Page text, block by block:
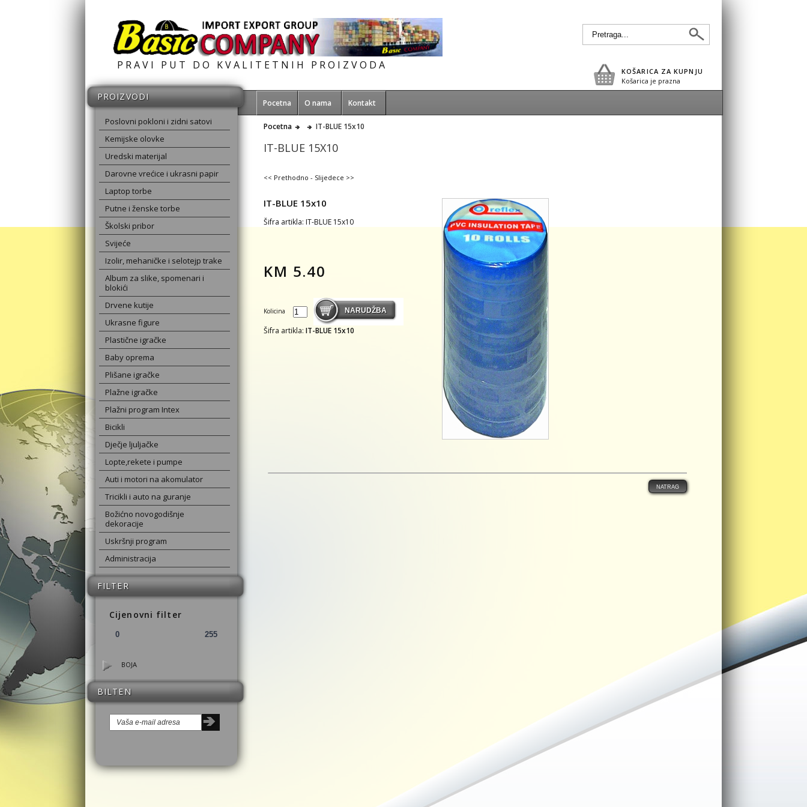
PRAVI PUT DO KVALITETNIH PROIZVODA
KOŠARICA ZA KUPNJU
Košarica je prazna
Pocetna O nama Kontakt
PROIZVODI
Poslovni pokloni i zidni satovi
Kemijske olovke
Uredski materijal
Darovne vrećice i ukrasni papir
Laptop torbe
Putne i ženske torbe
Školski pribor
Svijeće
Izolir, mehaničke i selotejp trake
Album za slike, spomenari i
blokići
Drvene kutije
Ukrasne figure
Plastične igračke
Baby oprema
Plišane igračke
Plažne igračke
Plažni program Intex
Bicikli
Dječje ljuljačke
Lopte,rekete i pumpe
Auti i motori na akomulator
Tricikli i auto na guranje
Božićno novogodišnje
dekoracije
Uskršnji program
Administracija
FILTER
Cijenovni filter
BOJA
BILTEN
Pocetna IT-BLUE 15x10
IT-BLUE 15X10
<< Prethodno - Slijedece >>
IT-BLUE 15x10
Šifra artikla: IT-BLUE 15x10
KM 5.40
Kolicina
Šifra artikla: IT-BLUE 15x10